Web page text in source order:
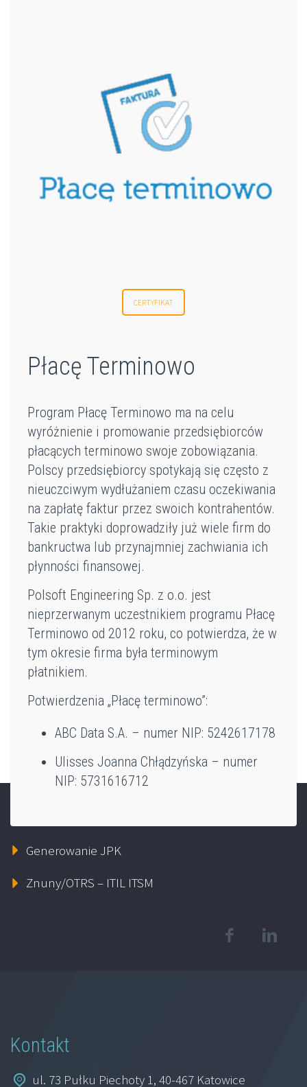
CERTYFIKAT
Płacę Terminowo
Program Płacę Terminowo ma na celu
wyróżnienie i promowanie przedsiębiorców
płacących terminowo swoje zobowiązania.
Polscy przedsiębiorcy spotykają się często z
nieuczciwym wydłużaniem czasu oczekiwania
na zapłatę faktur przez swoich kontrahentów.
Takie praktyki doprowadziły już wiele firm do
bankructwa lub przynajmniej zachwiania ich
płynności finansowej.
Polsoft Engineering Sp. z o.o. jest
nieprzerwanym uczestnikiem programu Płacę
Terminowo od 2012 roku, co potwierdza, że w
tym okresie firma była terminowym
płatnikiem.
Potwierdzenia „Płacę terminowo”:
ABC Data S.A. – numer NIP: 5242617178
Ulisses Joanna Chłądzyńska – numer
NIP: 5731616712
Generowanie JPK
Znuny/OTRS – ITIL ITSM
Kontakt
ul. 73 Pułku Piechoty 1, 40-467 Katowice